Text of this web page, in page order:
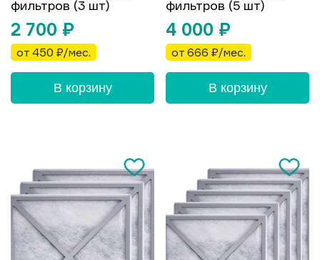
фильтров (3 шт)
2 700 ₽
от 450 ₽/мес.
В корзину
фильтров (5 шт)
4 000 ₽
от 666 ₽/мес.
В корзину